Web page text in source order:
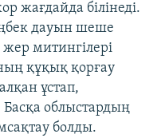
жағдайда білінеді.
дауын шеше
митингілері
құқық қорғау
ұстап,
облыстардың
болды.